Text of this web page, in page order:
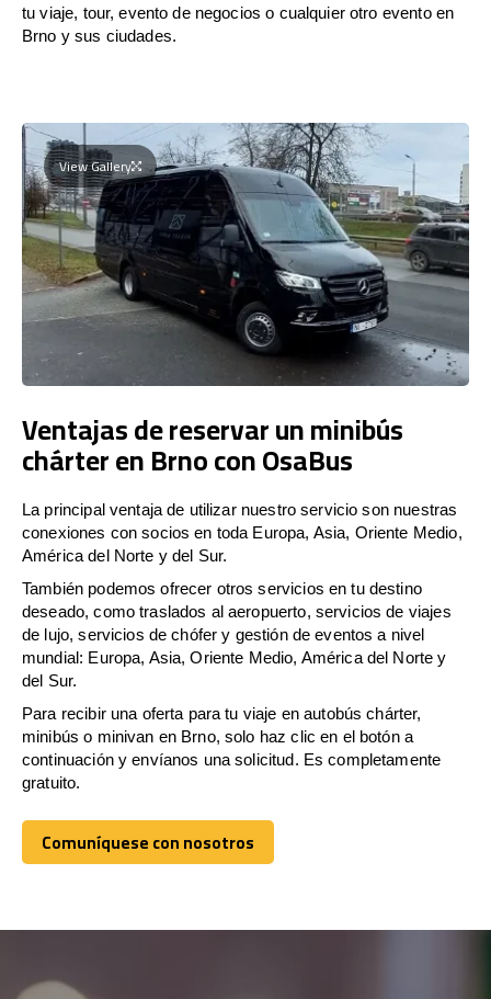
tu viaje, tour, evento de negocios o cualquier otro evento en
Brno y sus ciudades.
View Gallery
Ventajas de reservar un minibús
chárter en Brno con OsaBus
La principal ventaja de utilizar nuestro servicio son nuestras
conexiones con socios en toda Europa, Asia, Oriente Medio,
América del Norte y del Sur.
También podemos ofrecer otros servicios en tu destino
deseado, como traslados al aeropuerto, servicios de viajes
de lujo, servicios de chófer y gestión de eventos a nivel
mundial: Europa, Asia, Oriente Medio, América del Norte y
del Sur.
Para recibir una oferta para tu viaje en autobús chárter,
minibús o minivan en Brno, solo haz clic en el botón a
continuación y envíanos una solicitud. Es completamente
gratuito.
Comuníquese con nosotros
Comuníquese con nosotros